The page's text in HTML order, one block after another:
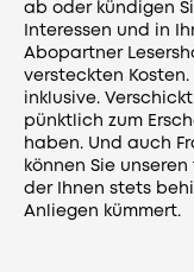
ab oder kündigen
Interessen und in
Abopartner
versteckten
inklusive.
pünktlich zum
haben. Und auch
können Sie
der Ihnen stets
Anliegen kümmert.